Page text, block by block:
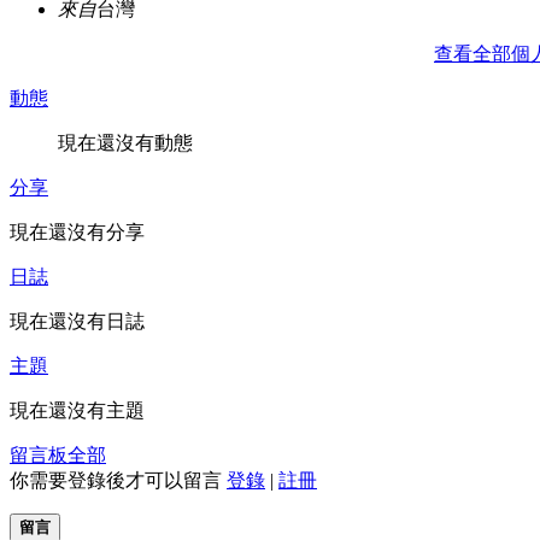
來自台灣
查看全部個
動態
現在還沒有動態
分享
現在還沒有分享
日誌
現在還沒有日誌
主題
現在還沒有主題
留言板全部
你需要登錄後才可以留言 登錄 | 註冊
留言